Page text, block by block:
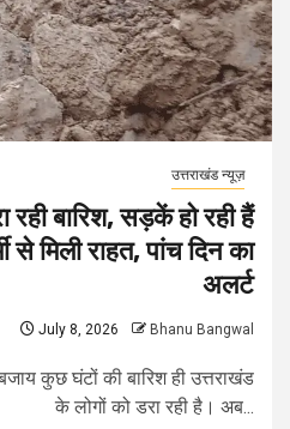
उत्तराखंड न्यूज़
बारिश, सड़कें हो रही हैं
से मिली राहत, पांच दिन का
अलर्ट
July 8, 2026 Bhanu Bangwal
कुछ घंटों की बारिश ही उत्तराखंड
के लोगों को डरा रही है। अब...